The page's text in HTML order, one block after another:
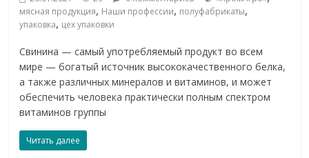
мясная продукция, Наши профессии, полуфабрикаты,
упаковка, цех упаковки
Свинина — самый употребляемый продукт во всем
мире — богатый источник высококачественного белка,
а также различных минералов и витаминов, и может
обеспечить человека практически полным спектром
витаминов группы
Читать далее